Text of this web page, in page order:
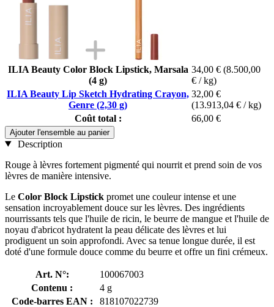
ILIA Beauty Color Block Lipstick, Marsala
(4 g)
34,00 € (8.500,00
€ / kg)
ILIA Beauty Lip Sketch Hydrating Crayon,
Genre (2,30 g)
32,00 €
(13.913,04 € / kg)
Coût total :
66,00 €
Ajouter l'ensemble au panier
Description
Rouge à lèvres fortement pigmenté qui nourrit et prend soin de vos
lèvres de manière intensive.
Le Color Block Lipstick promet une couleur intense et une
sensation incroyablement douce sur les lèvres. Des ingrédients
nourrissants tels que l'huile de ricin, le beurre de mangue et l'huile de
noyau d'abricot hydratent la peau délicate des lèvres et lui
prodiguent un soin approfondi. Avec sa tenue longue durée, il est
doté d'une formule douce comme du beurre et offre un fini crémeux.
Art. N°:
100067003
Contenu :
4 g
Code-barres EAN :
818107022739